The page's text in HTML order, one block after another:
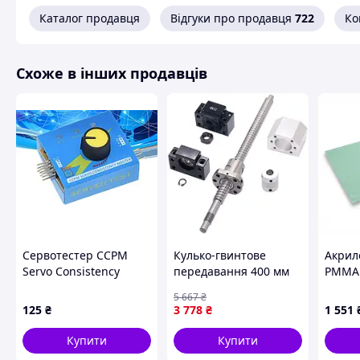
Каталог продавця Відгуки про продавця 722
Схоже в інших продавців
Сервотестер CCPM
Servo Consistency
перевірки
сервоприводів та ESC
125 ₴
Купити
Кулько-гвинтове
передавання 400 мм
ЧПУ-станків висока
точність і надійність
FLAME
3 778 ₴
5 667₴
Купити
1 551